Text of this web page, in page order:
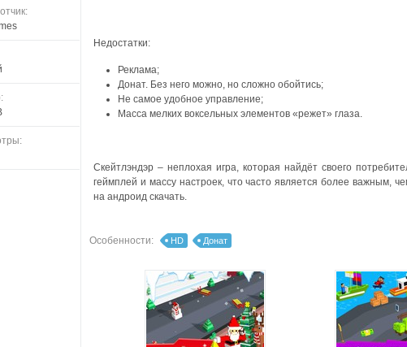
Недостатки:
Реклама;
Донат. Без него можно, но сложно обойтись;
Не самое удобное управление;
Масса мелких воксельных элементов «режет» глаза.
Скейтлэндэр – неплохая игра, которая найдёт своего
геймплей и массу настроек, что часто является более важным,
на андроид скачать.
Особенности: HD Донат